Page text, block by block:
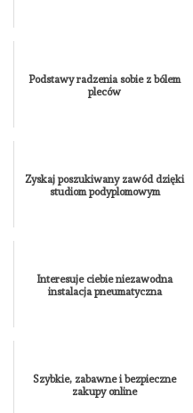
Podstawy radzenia sobie z bólem
pleców
Zyskaj poszukiwany zawód dzięki
studiom podyplomowym
Interesuje ciebie niezawodna
instalacja pneumatyczna
Szybkie, zabawne i bezpieczne
zakupy online